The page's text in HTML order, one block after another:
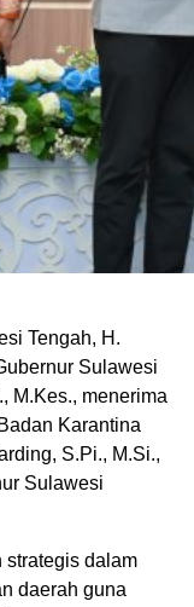
Tengah, H.
Sulawesi
M.Kes., menerima
Karantina
S.Pi., M.Si.,
Sulawesi
strategis dalam
daerah guna